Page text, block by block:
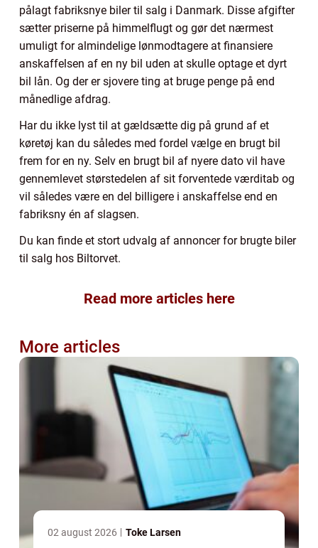
pålagt fabriksnye biler til salg i Danmark. Disse afgifter
sætter priserne på himmelflugt og gør det nærmest
umuligt for almindelige lønmodtagere at finansiere
anskaffelsen af en ny bil uden at skulle optage et dyrt
bil lån. Og der er sjovere ting at bruge penge på end
månedlige afdrag.
Har du ikke lyst til at gældsætte dig på grund af et
køretøj kan du således med fordel vælge en brugt bil
frem for en ny. Selv en brugt bil af nyere dato vil have
gennemlevet størstedelen af sit forventede værditab og
vil således være en del billigere i anskaffelse end en
fabriksny én af slagsen.
Du kan finde et stort udvalg af annoncer for brugte biler
til salg hos Biltorvet.
Read more articles here
More articles
02 august 2026 Toke Larsen